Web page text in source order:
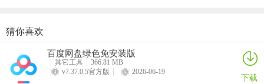
2、app提供海量图片模板，让你快速与自己的萌宠完成合照
VEGA云电脑app
详情
2026百度网盘手机客户端
详情
最i玩云手机app
Marvis
猜你喜欢
百度网盘绿色免安装版
其它工具
366.81 MB
v7.37.0.5官方版
2026-06-19 下载